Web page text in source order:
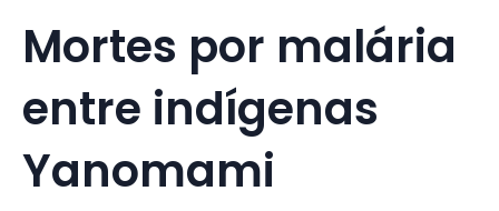
Mortes por malária
entre indígenas
Yanomami